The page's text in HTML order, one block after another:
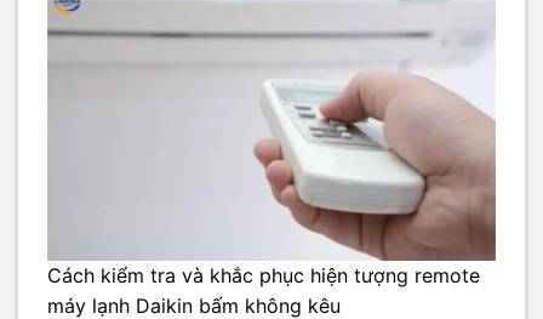
Cách kiểm tra và khắc phục hiện tượng remote
máy lạnh Daikin bấm không kêu